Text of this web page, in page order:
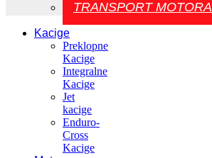
TRANSPORT MOTORA
Kacige
Preklopne
Kacige
Integralne
Kacige
Jet
kacige
Enduro-
Cross
Kacige